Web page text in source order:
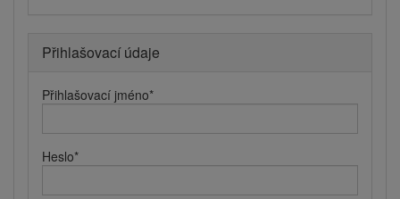
Přihlašovací údaje
Přihlašovací jméno*
Heslo*